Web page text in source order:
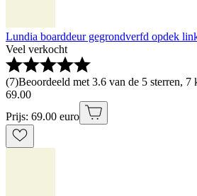
Lundia boarddeur gegrondverfd opdek
Veel verkocht
(7)Beoordeeld met 3.6 van de 5 sterren, 7
69.00
Prijs: 69.00 euro